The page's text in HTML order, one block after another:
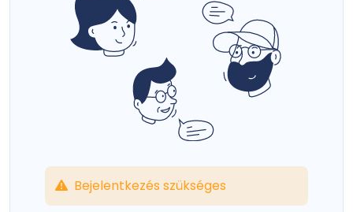
Bejelentkezés szükséges